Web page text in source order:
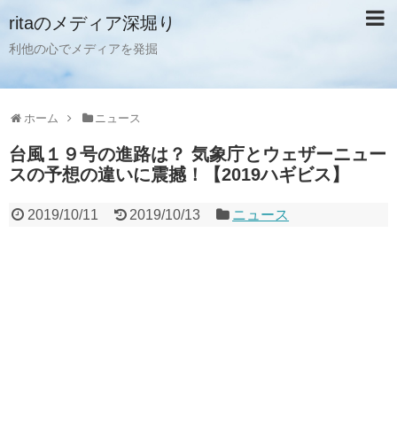
ritaのメディア深堀り
利他の心でメディアを発掘
ホーム ニュース
台風１９号の進路は？ 気象庁とウェザーニュー
スの予想の違いに震撼！【2019ハギビス】
2019/10/11 2019/10/13 ニュース